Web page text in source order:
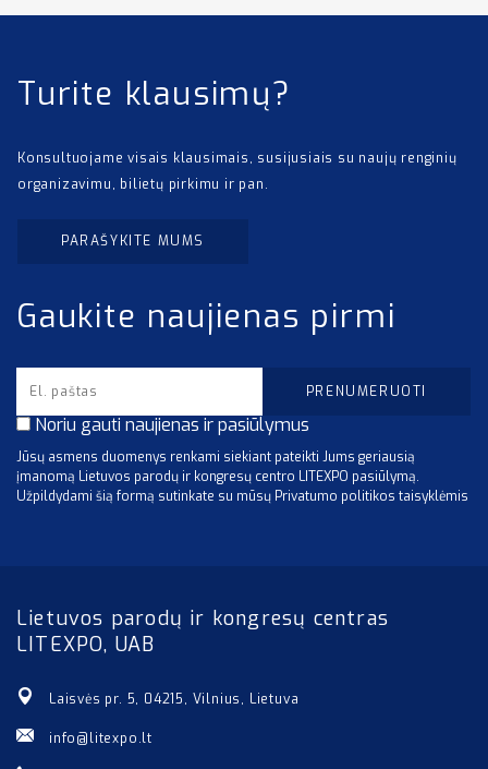
Turite klausimų?
Konsultuojame visais klausimais, susijusiais su naujų renginių
organizavimu, bilietų pirkimu ir pan.
PARAŠYKITE MUMS
Gaukite naujienas pirmi
Noriu gauti naujienas ir pasiūlymus
Jūsų asmens duomenys renkami siekiant pateikti Jums geriausią
įmanomą Lietuvos parodų ir kongresų centro LITEXPO pasiūlymą.
Užpildydami šią formą sutinkate su mūsų Privatumo politikos taisyklėmis
Lietuvos parodų ir kongresų centras
LITEXPO, UAB
Laisvės pr. 5, 04215, Vilnius, Lietuva
info@litexpo.lt